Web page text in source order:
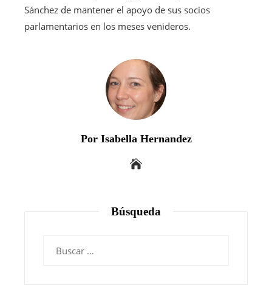
Sánchez de mantener el apoyo de sus socios
parlamentarios en los meses venideros.
Por Isabella Hernandez
Búsqueda